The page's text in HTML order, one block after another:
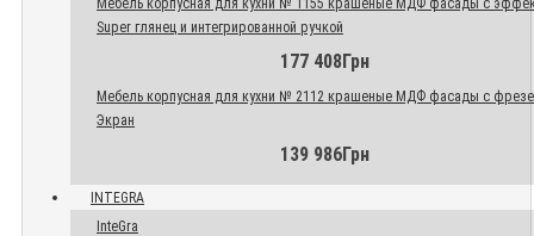
Мебель корпусная для кухни № 1155 крашеные МДФ фасады с
Super глянец и интегрированной ручкой
177 408Грн
Мебель корпусная для кухни № 2112 крашеные МДФ фасады с
Экран
139 986Грн
INTEGRA
InteGra